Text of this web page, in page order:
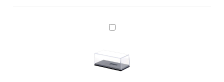
Vantage
Wheels
Premium
Urna
peana